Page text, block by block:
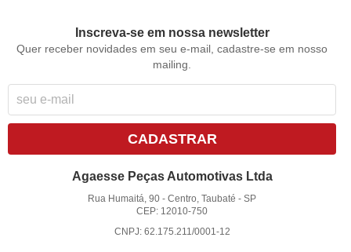
Inscreva-se em nossa newsletter
Quer receber novidades em seu e-mail, cadastre-se em nosso
mailing.
CADASTRAR
Agaesse Peças Automotivas Ltda
Rua Humaitá, 90 -Centro, Taubaté -SP
CEP: 12010-750
CNPJ: 62.175.211/0001-12